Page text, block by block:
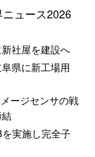
ュース2026
社屋を建設へ
県に新工場用
ージセンサの戦
実施し完全子